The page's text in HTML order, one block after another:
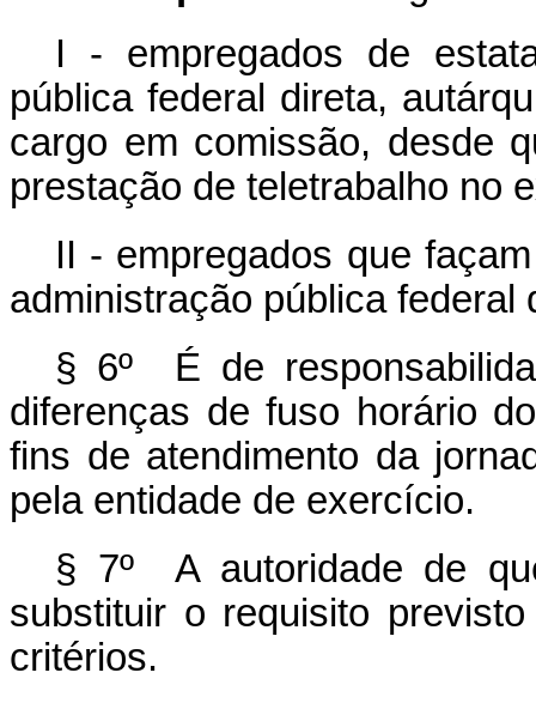
I - empregados de
pública federal direta,
cargo em comissão, desde
prestação de teletrabalho no
II - empregados que
administração pública federal
§ 6º É de
diferenças de fuso horário
fins de atendimento da
pela entidade de exercício.
§ 7º A autoridade de
substituir o requisito
critérios.